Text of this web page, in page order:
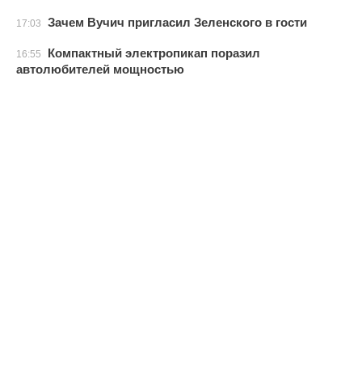
17:03 Зачем Вучич пригласил Зеленского в гости
16:55
Компактный электропикап поразил
автолюбителей мощностью